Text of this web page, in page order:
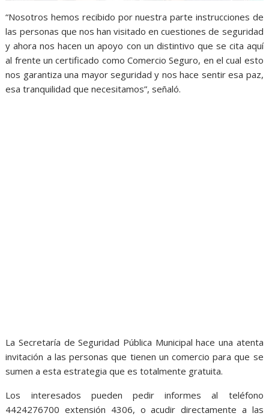
“Nosotros hemos recibido por nuestra parte instrucciones de
las personas que nos han visitado en cuestiones de seguridad
y ahora nos hacen un apoyo con un distintivo que se cita aquí
al frente un certificado como Comercio Seguro, en el cual esto
nos garantiza una mayor seguridad y nos hace sentir esa paz,
esa tranquilidad que necesitamos”, señaló.
La Secretaría de Seguridad Pública Municipal hace una atenta
invitación a las personas que tienen un comercio para que se
sumen a esta estrategia que es totalmente gratuita.
Los interesados pueden pedir informes al teléfono
4424276700 extensión 4306, o acudir directamente a las